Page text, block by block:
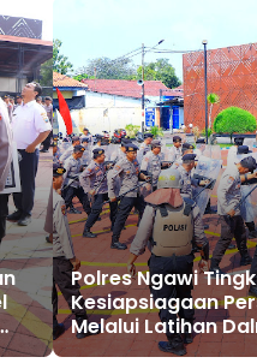
Polres Ngawi
Kesiapsiagaan
Melalui Latihan